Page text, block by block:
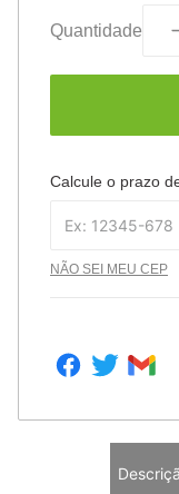
Quantidade
Calcule o prazo
NÃO SEI MEU CEP